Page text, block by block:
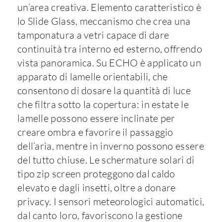
un’area creativa. Elemento caratteristico è
lo Slide Glass, meccanismo che crea una
tamponatura a vetri capace di dare
continuità tra interno ed esterno, offrendo
vista panoramica. Su ECHO è applicato un
apparato di lamelle orientabili, che
consentono di dosare la quantità di luce
che filtra sotto la copertura: in estate le
lamelle possono essere inclinate per
creare ombra e favorire il passaggio
dell’aria, mentre in inverno possono essere
del tutto chiuse. Le schermature solari di
tipo zip screen proteggono dal caldo
elevato e dagli insetti, oltre a donare
privacy. I sensori meteorologici automatici,
dal canto loro, favoriscono la gestione